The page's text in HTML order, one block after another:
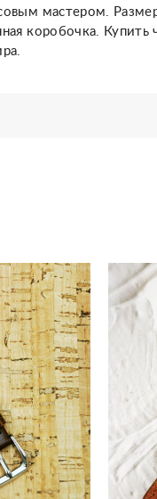
мастером.
коробочка. Купить